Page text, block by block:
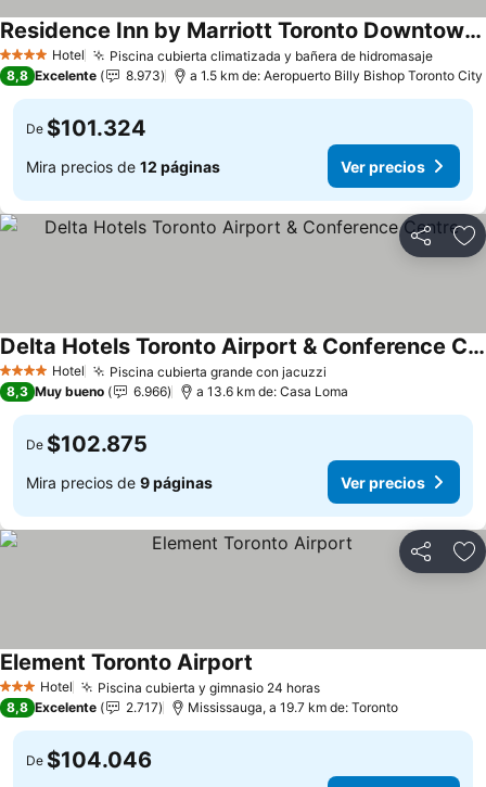
4 EstrellasHotel Piscina cubierta climatizada y bañera de hidromasajeVer
Residence Inn by Marriott Toronto Downtown / Entertainment District
Ver precios
8,8 Excelente 8.973 a 1.5 km de: Aeropuerto Billy Bishop Toronto City
De $101.324
Mira precios de 12 páginas Ver precios
Compartir
4 EstrellasHotel Piscina cubierta grande con jacuzzi
Delta Hotels Toronto Airport & Conference Centre
Ver precios
8,3 Muy bueno 6.966 a 13.6 km de: Casa Loma
De $102.875
Mira precios de 9 páginas Ver precios
Compartir
3 Estrellas
Hotel Piscina cubierta y gimnasio 24 horasVer precios
Element Toronto Airport
8,8 Excelente 2.717 Mississauga, a 19.7 km de: Toronto
De $104.046